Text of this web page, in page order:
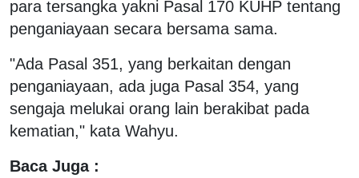
para tersangka yakni Pasal 170 KUHP tentang
penganiayaan secara bersama sama.
"Ada Pasal 351, yang berkaitan dengan
penganiayaan, ada juga Pasal 354, yang
sengaja melukai orang lain berakibat pada
kematian," kata Wahyu.
Baca Juga :